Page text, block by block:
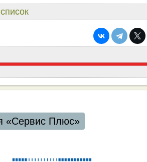
«Сервис Плюс»